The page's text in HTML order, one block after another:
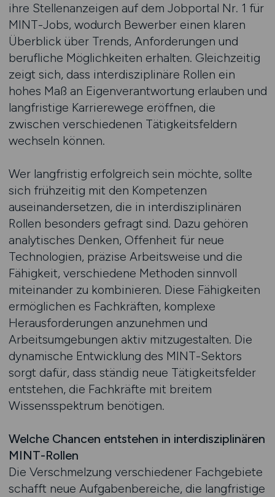
ihre Stellenanzeigen auf dem Jobportal Nr. 1 für
MINT-Jobs, wodurch Bewerber einen klaren
Überblick über Trends, Anforderungen und
berufliche Möglichkeiten erhalten. Gleichzeitig
zeigt sich, dass interdisziplinäre Rollen ein
hohes Maß an Eigenverantwortung erlauben und
langfristige Karrierewege eröffnen, die
zwischen verschiedenen Tätigkeitsfeldern
wechseln können.
Wer langfristig erfolgreich sein möchte, sollte
sich frühzeitig mit den Kompetenzen
auseinandersetzen, die in interdisziplinären
Rollen besonders gefragt sind. Dazu gehören
analytisches Denken, Offenheit für neue
Technologien, präzise Arbeitsweise und die
Fähigkeit, verschiedene Methoden sinnvoll
miteinander zu kombinieren. Diese Fähigkeiten
ermöglichen es Fachkräften, komplexe
Herausforderungen anzunehmen und
Arbeitsumgebungen aktiv mitzugestalten. Die
dynamische Entwicklung des MINT-Sektors
sorgt dafür, dass ständig neue Tätigkeitsfelder
entstehen, die Fachkräfte mit breitem
Wissensspektrum benötigen.
Welche Chancen entstehen in interdisziplinären
MINT-Rollen
Die Verschmelzung verschiedener Fachgebiete
schafft neue Aufgabenbereiche, die langfristige